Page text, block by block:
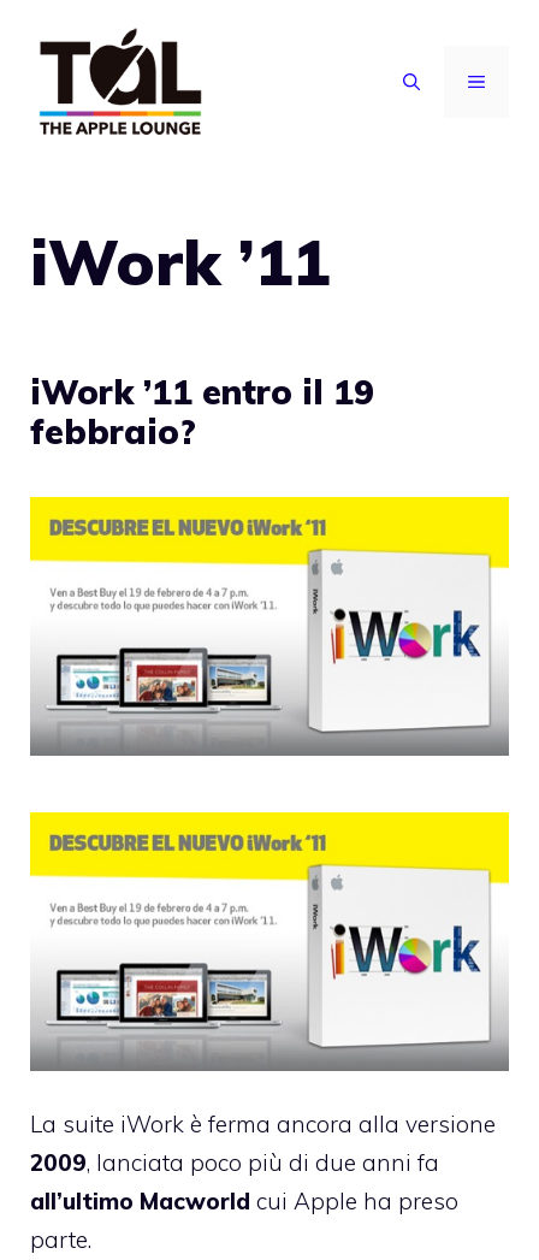
contenuto
MENU
iWork ’11
iWork ’11 entro il 19
febbraio?
La suite iWork è ferma ancora alla versione
2009, lanciata poco più di due anni fa
all’ultimo Macworld cui Apple ha preso
parte.